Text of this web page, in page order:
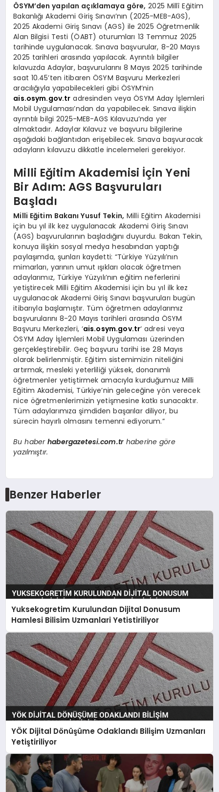
ÖSYM’den yapılan açıklamaya göre, 2025 Millî Eğitim
Bakanlığı Akademi Giriş Sınavı’nın (2025-MEB-AGS),
2025 Akademi Giriş Sınavı (AGS) ile 2025 Öğretmenlik
Alan Bilgisi Testi (ÖABT) oturumları 13 Temmuz 2025
tarihinde uygulanacak. Sınava başvurular, 8-20 Mayıs
2025 tarihleri arasında yapılacak. Ayrıntılı bilgiler
kılavuzda Adaylar, başvurularını 8 Mayıs 2025 tarihinde
saat 10.45’ten itibaren ÖSYM Başvuru Merkezleri
aracılığıyla yapabilecekleri gibi ÖSYM’nin
ais.osym.gov.tr adresinden veya ÖSYM Aday İşlemleri
Mobil Uygulaması’ndan da yapabilecek. Sınava ilişkin
ayrıntılı bilgi 2025-MEB-AGS Kılavuzu’nda yer
almaktadır. Adaylar Kılavuz ve başvuru bilgilerine
aşağıdaki bağlantıdan erişebilecek. Sınava başvuracak
adayların kılavuzu dikkatle incelemeleri gerekiyor.
Milli Eğitim Akademisi İçin Yeni
Bir Adım: AGS Başvuruları
Başladı
Milli Eğitim Bakanı Yusuf Tekin, Milli Eğitim Akademisi
için bu yıl ilk kez uygulanacak Akademi Giriş Sınavı
(AGS) başvurularının başladığını duyurdu. Bakan Tekin,
konuya ilişkin sosyal medya hesabından yaptığı
paylaşımda, şunları kaydetti: “Türkiye Yüzyılı’nın
mimarları, yarının umut ışıkları olacak öğretmen
adaylarımız, Türkiye Yüzyılı’nın eğitim neferlerini
yetiştirecek Milli Eğitim Akademisi için bu yıl ilk kez
uygulanacak Akademi Giriş Sınavı başvuruları bugün
itibarıyla başlamıştır. Tüm öğretmen adaylarımız
başvurularını 8-20 Mayıs tarihleri arasında ÖSYM
Başvuru Merkezleri, ‘ais.osym.gov.tr‘ adresi veya
ÖSYM Aday İşlemleri Mobil Uygulaması üzerinden
gerçekleştirebilir. Geç başvuru tarihi ise 28 Mayıs
olarak belirlenmiştir. Eğitim sistemimizin niteliğini
artırmak, mesleki yeterliliği yüksek, donanımlı
öğretmenler yetiştirmek amacıyla kurduğumuz Milli
Eğitim Akademisi, Türkiye’nin geleceğine yön verecek
nice öğretmenlerimizin yetişmesine katkı sunacaktır.
Tüm adaylarımıza şimdiden başarılar diliyor, bu
sürecin hayırlı olmasını temenni ediyorum.”
Bu haberhabergazetesi.com.tr haberine göre
yazılmıştır.
Benzer Haberler
Yuksekogretim Kurulundan Dijital Donusum
Hamlesi Bilisim Uzmanlari Yetistiriliyor
YÖK Dijital Dönüşüme Odaklandı Bilişim Uzmanları
Yetiştiriliyor